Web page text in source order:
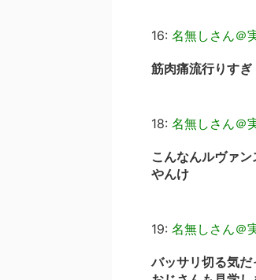
16: 名無しさん＠
筋肉痛流行りすぎ
18: 名無しさん＠
こんなんルヴァ
やんけ
19: 名無しさん＠
バッサリ切る気